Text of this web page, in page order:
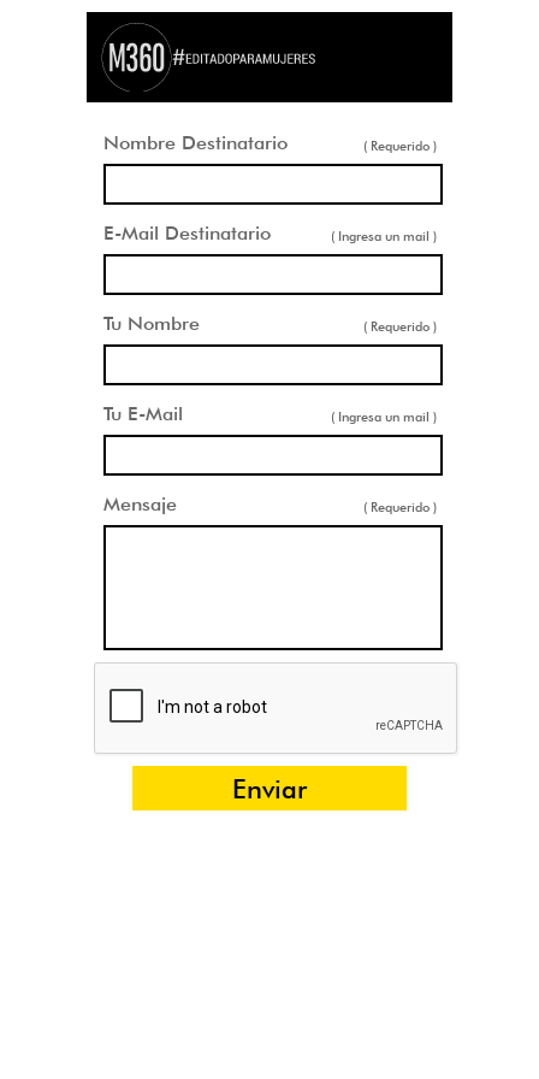
Nombre Destinatario ( Requerido )
E-Mail Destinatario ( Ingresa un mail )
Tu Nombre ( Requerido )
Tu E-Mail ( Ingresa un mail )
Mensaje ( Requerido )